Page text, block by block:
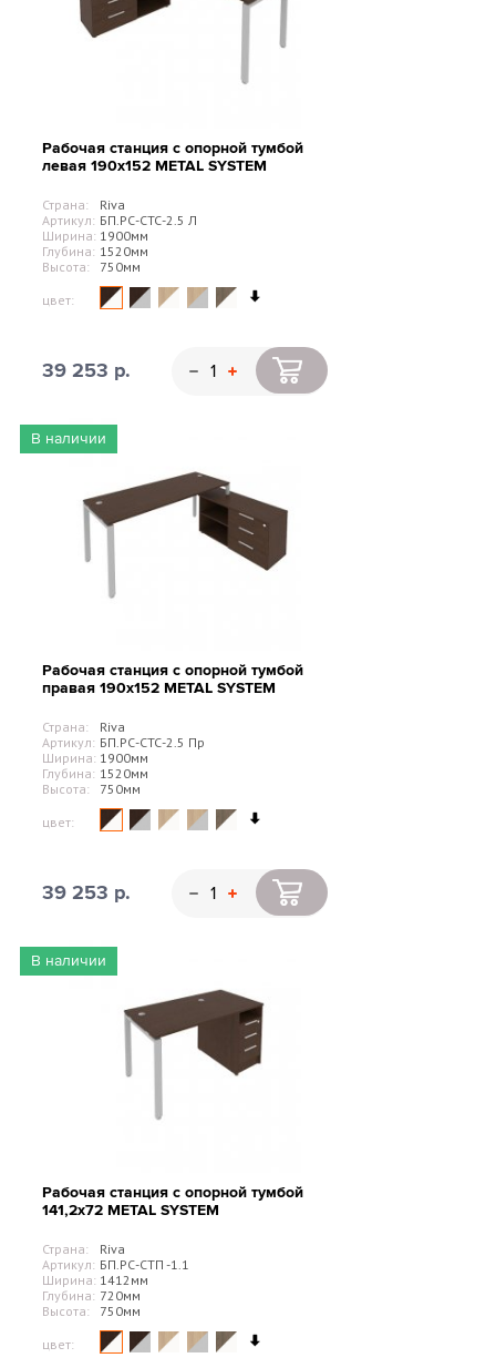
Рабочая станция с опорной тумбой
левая 190х152 METAL SYSTEM
Страна:
Riva
Артикул: БП.РС-СТС-2.5 Л
Ширина: 1900мм
Глубина: 1520мм
Высота:
750мм
цвет:
39 253 р.
В наличии
Рабочая станция с опорной тумбой
правая 190х152 METAL SYSTEM
Страна:
Riva
Артикул: БП.РС-СТС-2.5 Пр
Ширина: 1900мм
Глубина: 1520мм
Высота:
750мм
цвет:
39 253 р.
В наличии
Рабочая станция с опорной тумбой
141,2х72 METAL SYSTEM
Страна:
Riva
Артикул: БП.РС-СТП -1.1
Ширина: 1412мм
Глубина: 720мм
Высота:
750мм
цвет: